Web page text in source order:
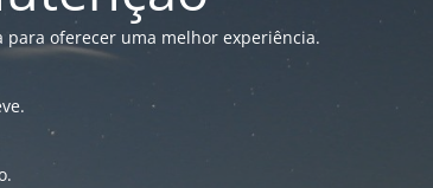
para oferecer uma melhor experiência.